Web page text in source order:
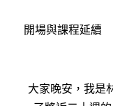
開場與課程延續
大家晚安，我是